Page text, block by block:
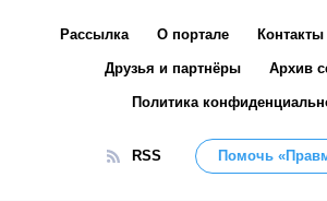
Рассылка О портале Контакты
Друзья и партнёры Архив
Политика
RSS Помочь